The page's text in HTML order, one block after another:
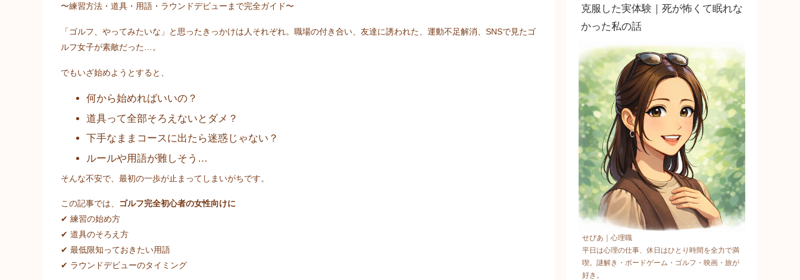
〜練習方法・道具・用語・ラウンドデビューまで完全ガイド〜
「ゴルフ、やってみたいな」と思ったきっかけは人それぞれ。職場の付き合い、友達に誘われた、運動不足解消、SNSで見たゴ
ルフ女子が素敵だった…。
でもいざ始めようとすると、
何から始めればいいの？
道具って全部そろえないとダメ？
下手なままコースに出たら迷惑じゃない？
ルールや用語が難しそう…
そんな不安で、最初の一歩が止まってしまいがちです。
この記事では、 ゴルフ完全初心者の女性向けに
✔ 練習の始め方
✔ 道具のそろえ方
✔ 最低限知っておきたい用語
✔ ラウンドデビューのタイミング
克服した実体験｜死が怖くて眠れな
かった私の話
せぴあ｜心理職
平日は心理の仕事、休日はひとり時間を全力で満
喫。謎解き・ボードゲーム・ゴルフ・映画・旅が
好き。